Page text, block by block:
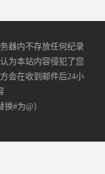
器内不存放任何纪录
为本站内容侵犯了您
会在收到邮件后24小
#为@）